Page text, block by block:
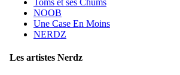
NOOB
Une Case En Moins
NERDZ
Les artistes Nerdz